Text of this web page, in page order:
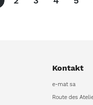
Kontakt
e-mat sa
Route des